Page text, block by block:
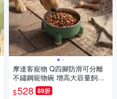
摩達客寵物 Q四腳防滑可分離
不鏽鋼寵物碗 增高大容量飼料
碗 貓狗通用
$528 89折